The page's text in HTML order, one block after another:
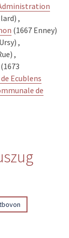
,
(1667 Enney)
,
,
(1673
Ecublens
de